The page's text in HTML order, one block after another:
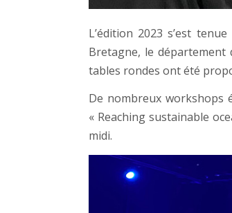
L’édition 2023 s’est
Bretagne, le
tables rondes ont été
De nombreux workshops
« Reaching sustainable
midi.